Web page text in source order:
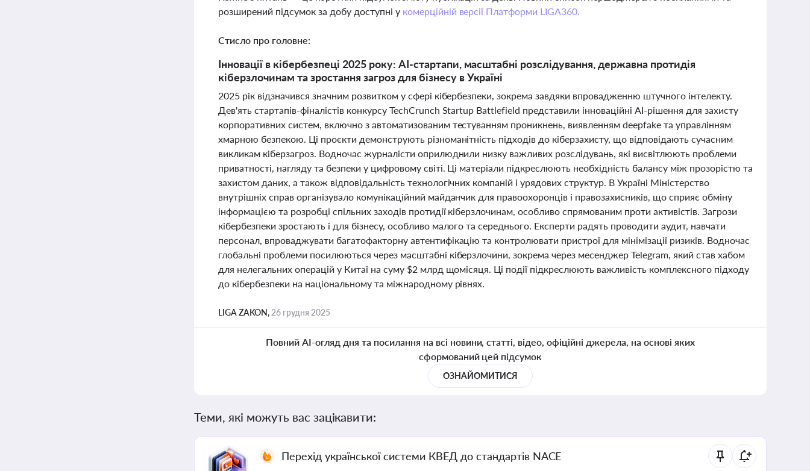
розширений підсумок за добу доступні у комерційній версії Платформи LIGA360.
Стисло про головне:
Інновації в кібербезпеці 2025 року: AI-стартапи, масштабні розслідування, державна протидія
кіберзлочинам та зростання загроз для бізнесу в Україні
2025 рік відзначився значним розвитком у сфері кібербезпеки, зокрема завдяки впровадженню штучного інтелекту.
Дев'ять стартапів-фіналістів конкурсу TechCrunch Startup Battlefield представили інноваційні AI-рішення для захисту
корпоративних систем, включно з автоматизованим тестуванням проникнень, виявленням deepfake та управлінням
хмарною безпекою. Ці проєкти демонструють різноманітність підходів до кіберзахисту, що відповідають сучасним
викликам кіберзагроз. Водночас журналісти оприлюднили низку важливих розслідувань, які висвітлюють проблеми
приватності, нагляду та безпеки у цифровому світі. Ці матеріали підкреслюють необхідність балансу між прозорістю та
захистом даних, а також відповідальність технологічних компаній і урядових структур. В Україні Міністерство
внутрішніх справ організувало комунікаційний майданчик для правоохоронців і правозахисників, що сприяє обміну
інформацією та розробці спільних заходів протидії кіберзлочинам, особливо спрямованим проти активістів. Загрози
кібербезпеки зростають і для бізнесу, особливо малого та середнього. Експерти радять проводити аудит, навчати
персонал, впроваджувати багатофакторну автентифікацію та контролювати пристрої для мінімізації ризиків. Водночас
глобальні проблеми посилюються через масштабні кіберзлочини, зокрема через месенджер Telegram, який став хабом
для нелегальних операцій у Китаї на суму $2 млрд щомісяця. Ці події підкреслюють важливість комплексного підходу
до кібербезпеки на національному та міжнародному рівнях.
LIGA ZAKON, 26 грудня 2025
Повний AI-огляд дня та посилання на всі новини, статті, відео, офіційні джерела, на основі яких
сформований цей підсумок
ОЗНАЙОМИТИСЯ
Теми, які можуть вас зацікавити:
Перехід української системи КВЕД до стандартів NACE